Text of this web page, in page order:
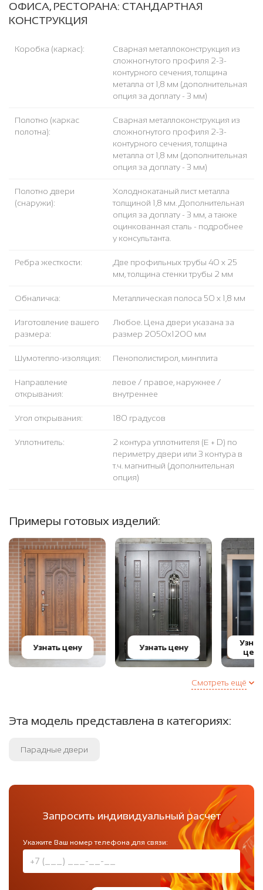
ОФИСА, РЕСТОРАНА: СТАНДАРТНАЯ
КОНСТРУКЦИЯ
Коробка (каркас):
Сварная металлоконструкция из
сложногнутого профиля 2-3-
контурного сечения, толщина
металла от 1,8 мм (дополнительная
опция за доплату - 3 мм)
Полотно (каркас
полотна):
Сварная металлоконструкция из
сложногнутого профиля 2-3-
контурного сечения, толщина
металла от 1,8 мм (дополнительная
опция за доплату - 3 мм)
Полотно двери
(снаружи):
Холоднокатаный лист металла
толщиной 1,8 мм. Дополнительная
опция за доплату - 3 мм, а также
оцинкованная сталь - подробнее
у консультанта.
Ребра жесткости:
Две профильных трубы 40 х 25
мм, толщина стенки трубы 2 мм
Обналичка: Металлическая полоса 50 х 1,8 мм
Изготовление вашего
размера:
Любое. Цена двери указана за
размер 2050х1200 мм
Шумотепло-изоляция: Пенополистирол, минплита
Направление
открывания:
левое / правое, наружнее /
внутреннее
Угол открывания: 180 градусов
Уплотнитель:
2 контура уплотнителя (Е + D) по
периметру двери или 3 контура в
т.ч. магнитный (дополнительная
опция)
Примеры готовых изделий:
Узнать цену Узнать цену
цену
Смотреть ещё
Эта модель представлена в категориях:
Парадные двери
Запросить индивидуальный расчет
Укажите Ваш номер телефона для связи: